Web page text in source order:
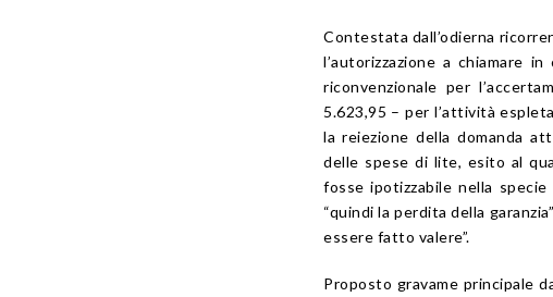
Contestata dall’odierna
l’autorizzazione a chiamare
riconvenzionale per
5.623,95 – per l’attività
la reiezione della domanda
delle spese di lite, esito al
fosse ipotizzabile nella
“quindi la perdita della
essere fatto valere”.
Proposto gravame principale